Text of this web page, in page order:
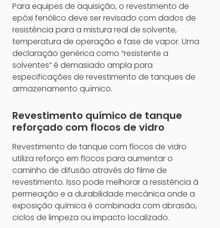
Para equipes de aquisição, o revestimento de
epóxi fenólico deve ser revisado com dados de
resistência para a mistura real de solvente,
temperatura de operação e fase de vapor. Uma
declaração genérica como “resistente a
solventes” é demasiado ampla para
especificações de revestimento de tanques de
armazenamento químico.
Revestimento químico de tanque
reforçado com flocos de vidro
Revestimento de tanque com flocos de vidro
utiliza reforço em flocos para aumentar o
caminho de difusão através do filme de
revestimento. Isso pode melhorar a resistência à
permeação e a durabilidade mecânica onde a
exposição química é combinada com abrasão,
ciclos de limpeza ou impacto localizado.